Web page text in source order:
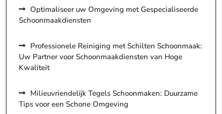
Optimaliseer uw Omgeving met Gespecialiseerde
Schoonmaakdiensten
Professionele Reiniging met Schilten Schoonmaak:
Uw Partner voor Schoonmaakdiensten van Hoge
Kwaliteit
Milieuvriendelijk Tegels Schoonmaken: Duurzame
Tips voor een Schone Omgeving